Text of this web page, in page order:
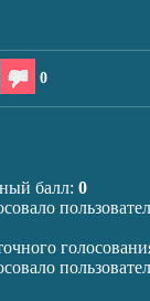
0
балл: 0